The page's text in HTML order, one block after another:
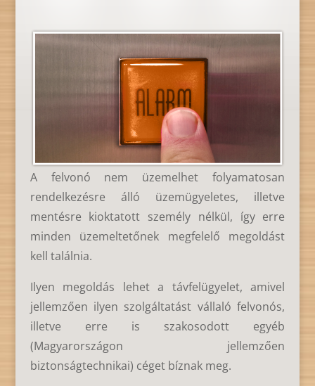
A felvonó nem üzemelhet folyamatosan
rendelkezésre álló üzemügyeletes, illetve
mentésre kioktatott személy nélkül, így erre
minden üzemeltetőnek megfelelő megoldást
kell találnia.
Ilyen megoldás lehet a távfelügyelet, amivel
jellemzően ilyen szolgáltatást vállaló felvonós,
illetve erre is szakosodott egyéb
(Magyarországon jellemzően
biztonságtechnikai) céget bíznak meg.